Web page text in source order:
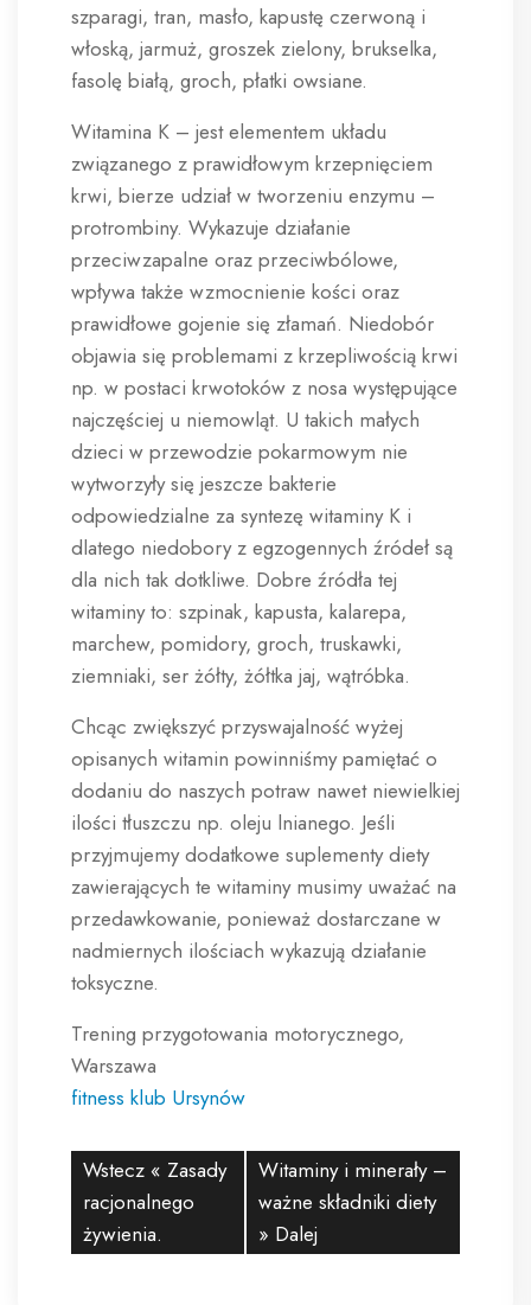
szparagi, tran, masło, kapustę czerwoną i
włoską, jarmuż, groszek zielony, brukselka,
fasolę białą, groch, płatki owsiane.
Witamina K – jest elementem układu
związanego z prawidłowym krzepnięciem
krwi, bierze udział w tworzeniu enzymu –
protrombiny. Wykazuje działanie
przeciwzapalne oraz przeciwbólowe,
wpływa także wzmocnienie kości oraz
prawidłowe gojenie się złamań. Niedobór
objawia się problemami z krzepliwością krwi
np. w postaci krwotoków z nosa występujące
najczęściej u niemowląt. U takich małych
dzieci w przewodzie pokarmowym nie
wytworzyły się jeszcze bakterie
odpowiedzialne za syntezę witaminy K i
dlatego niedobory z egzogennych źródeł są
dla nich tak dotkliwe. Dobre źródła tej
witaminy to: szpinak, kapusta, kalarepa,
marchew, pomidory, groch, truskawki,
ziemniaki, ser żółty, żółtka jaj, wątróbka.
Chcąc zwiększyć przyswajalność wyżej
opisanych witamin powinniśmy pamiętać o
dodaniu do naszych potraw nawet niewielkiej
ilości tłuszczu np. oleju lnianego. Jeśli
przyjmujemy dodatkowe suplementy diety
zawierających te witaminy musimy uważać na
przedawkowanie, ponieważ dostarczane w
nadmiernych ilościach wykazują działanie
toksyczne.
Trening przygotowania motorycznego,
Warszawa
fitness klub Ursynów
Wstecz « Zasady
racjonalnego
żywienia.
Witaminy i minerały –
ważne składniki diety
» Dalej